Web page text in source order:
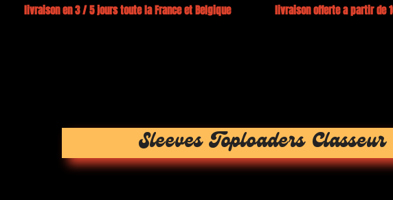
Sleeves Toploaders Classeur
livraison en 3 / 5 jours toute la France et Belgique livraison offerte a